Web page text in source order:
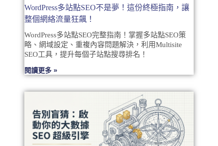
WordPress多站點SEO不是夢！這份終極指南，讓
整個網絡流量狂飆！
WordPress多站點SEO完整指南！掌握多站點SEO策
略、網域設定、重複內容問題解決，利用Multisite
SEO工具，提升每個子站點搜尋排名！
閱讀更多 »